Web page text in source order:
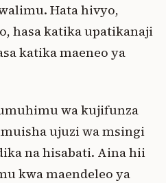
Hata hivyo,
hasa katika upatikanaji
katika maeneo ya
wa kujifunza
ujuzi wa msingi
na hisabati. Aina hii
kwa maendeleo ya